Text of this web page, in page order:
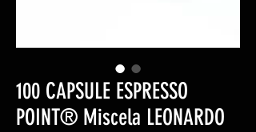
100 CAPSULE ESPRESSO
POINT® Miscela LEONARDO